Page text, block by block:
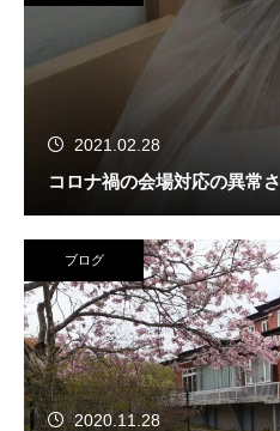
2021.02.28
コロナ禍の会場対応の異常さ
ブログ
2020.11.28